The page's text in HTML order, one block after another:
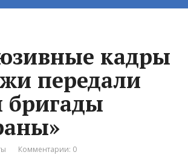
кадры
передали
Комментарии: 0